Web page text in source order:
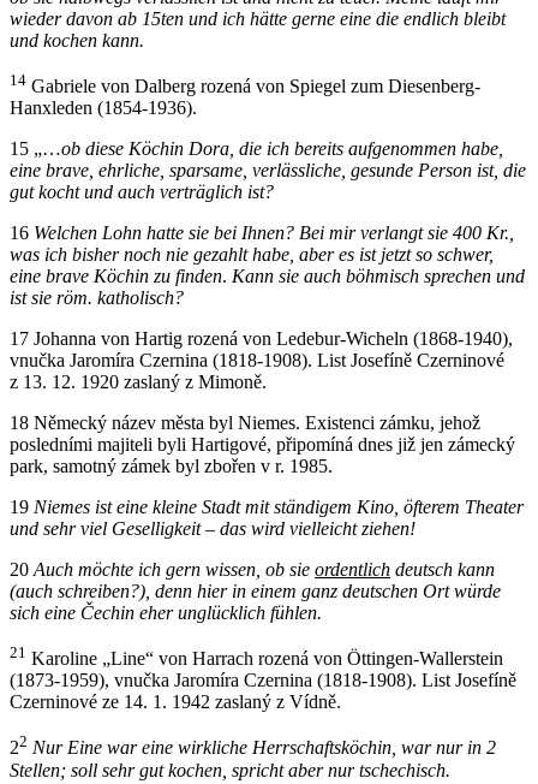
wieder davon ab 15ten und ich hätte gerne eine die endlich bleibt
und kochen kann.
14 Gabriele von Dalberg rozená von Spiegel zum Diesenberg-
Hanxleden (1854-1936).
15 „…ob diese Köchin Dora, die ich bereits aufgenommen habe,
eine brave, ehrliche, sparsame, verlässliche, gesunde Person ist, die
gut kocht und auch verträglich ist?
16 Welchen Lohn hatte sie bei Ihnen? Bei mir verlangt sie 400 Kr.,
was ich bisher noch nie gezahlt habe, aber es ist jetzt so schwer,
eine brave Köchin zu finden. Kann sie auch böhmisch sprechen und
ist sie röm. katholisch?
17 Johanna von Hartig rozená von Ledebur-Wicheln (1868-1940),
vnučka Jaromíra Czernina (1818-1908). List Josefíně Czerninové
z 13. 12. 1920 zaslaný z Mimoně.
18 Německý název města byl Niemes. Existenci zámku, jehož
posledními majiteli byli Hartigové, připomíná dnes již jen zámecký
park, samotný zámek byl zbořen v r. 1985.
19 Niemes ist eine kleine Stadt mit ständigem Kino, öfterem Theater
und sehr viel Geselligkeit – das wird vielleicht ziehen!
20 Auch möchte ich gern wissen, ob sie ordentlich deutsch kann
(auch schreiben?), denn hier in einem ganz deutschen Ort würde
sich eine Čechin eher unglücklich fühlen.
21 Karoline „Line“ von Harrach rozená von Öttingen-Wallerstein
(1873-1959), vnučka Jaromíra Czernina (1818-1908). List Josefíně
Czerninové ze 14. 1. 1942 zaslaný z Vídně.
22 Nur Eine war eine wirkliche Herrschaftsköchin, war nur in 2
Stellen; soll sehr gut kochen, spricht aber nur tschechisch.